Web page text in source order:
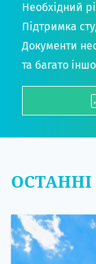
Необхідний
Підтримка
Документи
та багато